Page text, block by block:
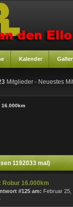
Kalender
Mitglieder - Neuestes
16.000km
1192033 mal)
Robur 16.000km
#125 am: Februar 25,